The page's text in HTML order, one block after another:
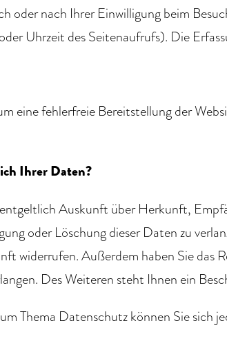
oder nach Ihrer Einwilligung beim
Uhrzeit des Seitenaufrufs). Die
eine fehlerfreie Bereitstellung der
Ihrer Daten?
Auskunft über Herkunft,
oder Löschung dieser Daten zu
widerrufen. Außerdem haben Sie
Des Weiteren steht Ihnen ein
Thema Datenschutz können Sie sich